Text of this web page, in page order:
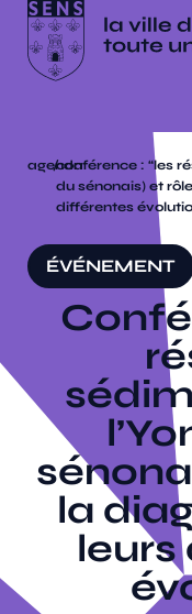
agenda
/conférence : “les
du sénonais) et
différentes
ÉVÉNEMENT
la
leurs